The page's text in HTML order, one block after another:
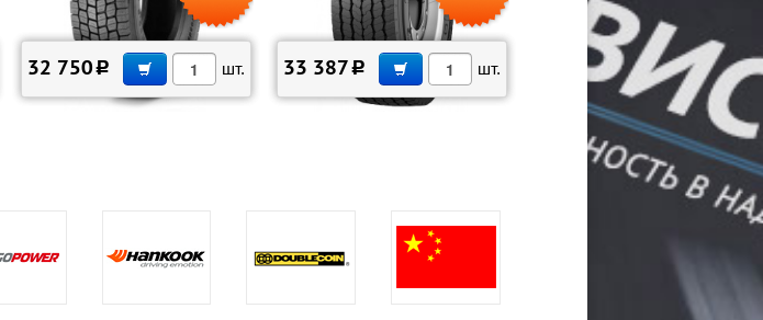
В КОРЗИНУ
32 750 c шт.
В КОРЗИНУ
33 387 c шт.